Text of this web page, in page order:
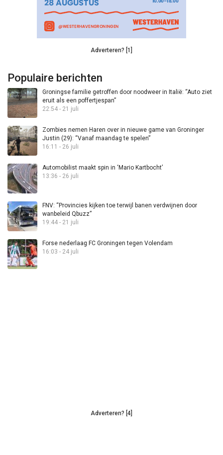
Adverteren? [1]
Populaire berichten
Groningse familie getroffen door noodweer in Italië: “Auto ziet
eruit als een poffertjespan”
22:54 - 21 juli
Zombies nemen Haren over in nieuwe game van Groninger
Justin (29): “Vanaf maandag te spelen”
16:11 - 26 juli
Automobilist maakt spin in ‘Mario Kartbocht’
13:36 - 26 juli
FNV: “Provincies kijken toe terwijl banen verdwijnen door
wanbeleid Qbuzz”
19:44 - 21 juli
Forse nederlaag FC Groningen tegen Volendam
16:03 - 24 juli
Adverteren? [4]